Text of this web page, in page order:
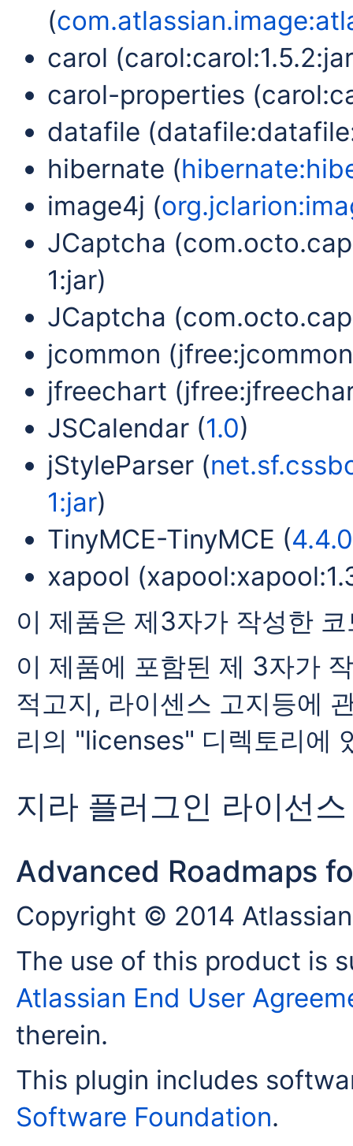
(
carol
carol-properties
datafile
hibernate (
image4j (
JCaptcha
1:jar)
JCaptcha
jcommon
jfreechart
JSCalendar (1.0)
jStyleParser (
1:jar)
TinyMCE-TinyMCE (4.4.0
xapool
이 제품은 제3자가 작성한
이 제품에 포함된 제 3자가
적고지, 라이센스 고지등에
리의 "licenses" 디렉토리에
지라 플러그인 라이선
Advanced Roadmaps
Copyright © 2014
The use of this product is
Atlassian End User
therein.
This plugin includes
Software Foundation.